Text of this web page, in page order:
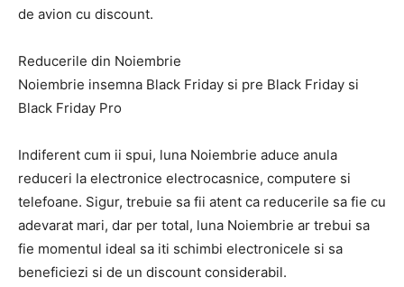
de avion cu discount.
Reducerile din Noiembrie
Noiembrie insemna Black Friday si pre Black Friday si
Black Friday Pro
Indiferent cum ii spui, luna Noiembrie aduce anula
reduceri la electronice electrocasnice, computere si
telefoane. Sigur, trebuie sa fii atent ca reducerile sa fie cu
adevarat mari, dar per total, luna Noiembrie ar trebui sa
fie momentul ideal sa iti schimbi electronicele si sa
beneficiezi si de un discount considerabil.